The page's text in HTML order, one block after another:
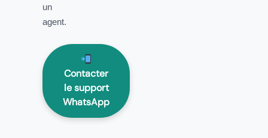
un
agent.
Contacter
le support
WhatsApp